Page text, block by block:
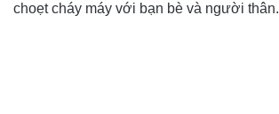
choẹt cháy máy với bạn bè và người thân.